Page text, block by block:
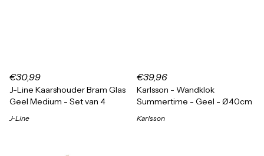
€30,99
J-Line Kaarshouder Bram Glas
Geel Medium - Set van 4
J-Line
€39,96
Karlsson - Wandklok
Summertime - Geel - Ø40cm
Karlsson